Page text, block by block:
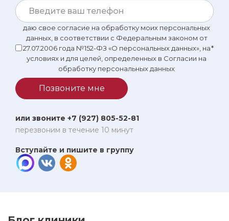
даю свое согласие на обработку моих персональных
данных, в соответствии с Федеральным законом от
27.07.2006 года №152-ФЗ «О персональных данных», на
условиях и для целей, определенных в Согласии на
обработку персональных данных
*
Позвоните мне
или звоните +7 (927) 805-52-81
перезвоним в течение 10 минут
Вступайте и пишите в группу